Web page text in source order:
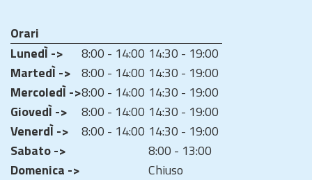
Orari
LunedÌ ->
8:00 - 14:00 14:30 - 19:00
MartedÌ -> 8:00 - 14:00 14:30 - 19:00
MercoledÌ ->8:00 - 14:00 14:30 - 19:00
GiovedÌ ->
8:00 - 14:00 14:30 - 19:00
VenerdÌ ->
8:00 - 14:00 14:30 - 19:00
Sabato ->
8:00 - 13:00
Domenica ->
Chiuso